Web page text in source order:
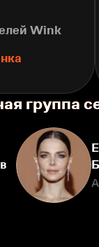
Wink
группа